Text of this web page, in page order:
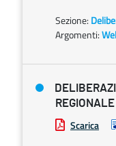
Sezione:
Argomenti:
Scarica